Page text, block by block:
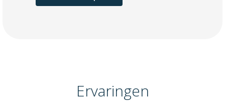
Ervaringen